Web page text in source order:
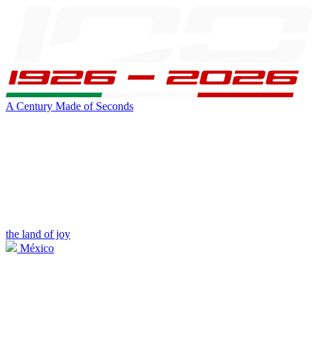
A Century Made of Seconds
the land of joy
México